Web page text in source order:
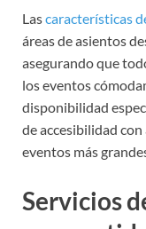
Lascaracterísticas
áreas de asientos
asegurando que
los eventos
disponibilidad
de accesibilidad
eventos más
Servicios